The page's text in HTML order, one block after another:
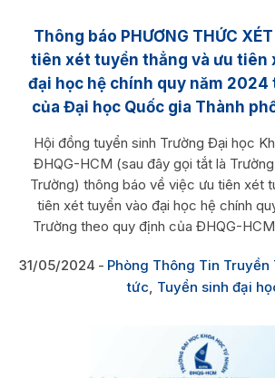
Thông báo PHƯƠNG THỨC
tiên xét tuyển thẳng và ưu tiên
đại học hệ chính quy năm 2024
của Đại học Quốc gia Thành
Hội đồng tuyển sinh Trường Đại học
ĐHQG-HCM (sau đây gọi tắt là
Trường) thông báo về việc ưu tiên xét
tiên xét tuyển vào đại học hệ chính
Trường theo quy định của ĐHQG-
31/05/2024 Phòng Thông Tin Truyền
tức Tuyển sinh đại